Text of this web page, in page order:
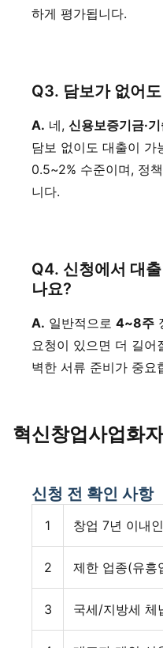
하게 평가됩니다.
Q3. 담보가 없어
A. 네, 신용보증기금·
담보 없이도 대출이 가
0.5~2% 수준이며, 정
니다.
Q4. 신청에서 대
나요?
A. 일반적으로 4~8주
요청이 있으면 더 길어
벽한 서류 준비가 중요
혁신창업사업화
신청 전 확인 사항
1 창업 7년 이내
2 제한 업종(유흥
3 국세/지방세 체